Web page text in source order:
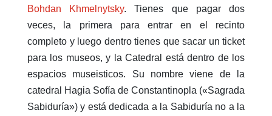
Bohdan Khmelnytsky. Tienes que pagar dos
veces, la primera para entrar en el recinto
completo y luego dentro tienes que sacar un ticket
para los museos, y la Catedral está dentro de los
espacios museisticos. Su nombre viene de la
catedral Hagia Sofía de Constantinopla («Sagrada
Sabiduría») y está dedicada a la Sabiduría no a la